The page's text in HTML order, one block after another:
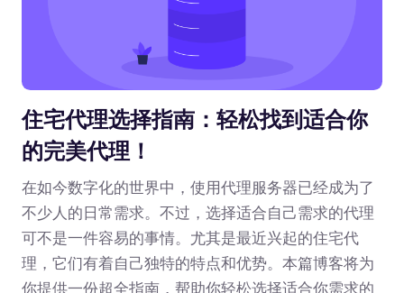
住宅代理选择指南：轻松找到适合你
的完美代理！
在如今数字化的世界中，使用代理服务器已经成为了
不少人的日常需求。不过，选择适合自己需求的代理
可不是一件容易的事情。尤其是最近兴起的住宅代
理，它们有着自己独特的特点和优势。本篇博客将为
你提供一份超全指南，帮助你轻松选择适合你需求的